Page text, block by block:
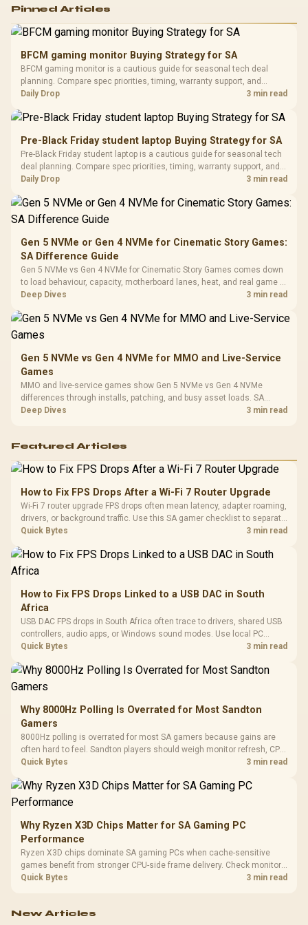
RGB High
Performance
Gaming Mouse / Up
Fully
Programmable
Buttons / 16.8
Million Colors
To 50 Million Clicks
R599
Gamdias APOLLO
Glass Mid-Tower
Gaming Case -
Black / Trapezoidal
200mm ARGB Fans /
Design / Magnetic
Dust Filter / 3 Slot
Vertical VGA Slot
LORGAR
with
3.5mm
Cushions /
R369
Pinned Articles
BFCM gaming monitor Buying Strategy for SA
BFCM gaming monitor is a cautious guide for seasonal tech deal
planning. Compare spec priorities, timing, warranty support, and
realistic SA price checks for SA buyers without assuming live prices,
Daily Drop 3 min read
Pre-Black Friday student laptop Buying Strategy for SA
Pre-Black Friday student laptop is a cautious guide for seasonal tech
deal planning. Compare spec priorities, timing, warranty support, and
realistic SA price checks for SA buyers without assuming live prices,
Daily Drop 3 min read
Gen 5 NVMe or Gen 4 NVMe for Cinematic Story Games:
SA Difference Guide
Gen 5 NVMe vs Gen 4 NVMe for Cinematic Story Games comes down
to load behaviour, capacity, motherboard lanes, heat, and real game or
workflow needs. SA buyers should match the choice to their setup
Deep Dives 3 min read
Gen 5 NVMe vs Gen 4 NVMe for MMO and Live-Service
Games
MMO and live-service games show Gen 5 NVMe vs Gen 4 NVMe
differences through installs, patching, and busy asset loads. SA
players should weigh capacity, heat, update sizes, and platform
Deep Dives 3 min read
Featured Articles
How to Fix FPS Drops After a Wi-Fi 7 Router Upgrade
Wi-Fi 7 router upgrade FPS drops often mean latency, adapter roaming,
drivers, or background traffic. Use this SA gamer checklist to separate
internet stutter from true frame-rate loss after changing network gear.
Quick Bytes 3 min read
How to Fix FPS Drops Linked to a USB DAC in South
Africa
USB DAC FPS drops in South Africa often trace to drivers, shared USB
controllers, audio apps, or Windows sound modes. Use local PC
gaming checks to confirm whether the DAC is involved before
Quick Bytes 3 min read
Why 8000Hz Polling Is Overrated for Most Sandton
Gamers
8000Hz polling is overrated for most SA gamers because gains are
often hard to feel. Sandton players should weigh monitor refresh, CPU
load, wireless battery drain, and game support before chasing a
Quick Bytes 3 min read
Why Ryzen X3D Chips Matter for SA Gaming PC
Performance
Ryzen X3D chips dominate SA gaming PCs when cache-sensitive
games benefit from stronger CPU-side frame delivery. Check monitor
refresh, GPU tier, motherboard path, and SA build priorities before
Quick Bytes 3 min read
New Articles